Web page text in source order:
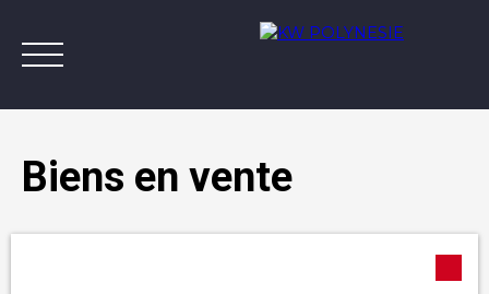
Biens en vente